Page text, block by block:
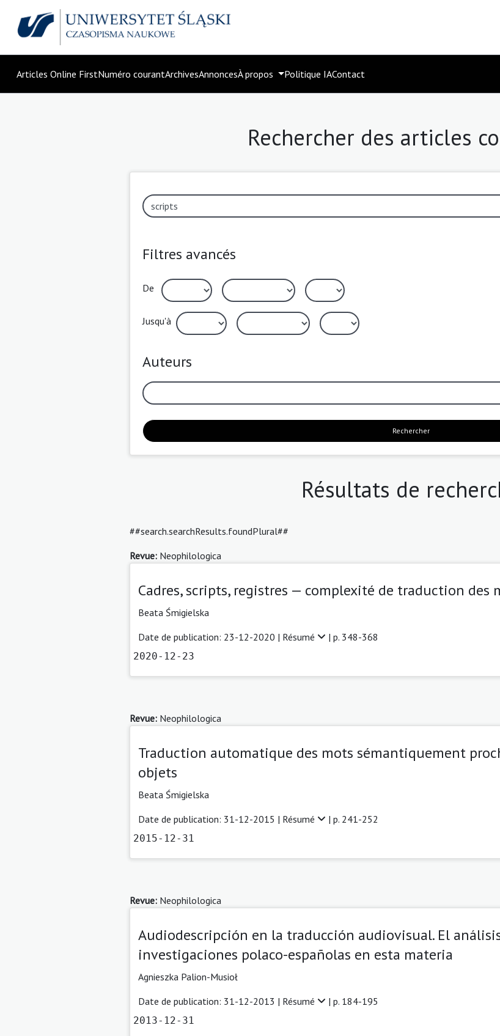
Articles Online FirstNuméro courantArchivesAnnoncesÀ propos Politique IAContact
Rechercher des articles
Filtres avancés
De
Jusqu'à
Auteurs
Rechercher
Résultats de
##search.searchResults.foundPlural##
Revue: Neophilologica
Cadres, scripts, registres — complexité de traduction des
Beata Śmigielska
Date de publication: 23-12-2020 | Résumé | p. 348-368
2020-12-23
Revue: Neophilologica
Traduction automatique des mots sémantiquement
objets
Beata Śmigielska
Date de publication: 31-12-2015 | Résumé | p. 241-252
2015-12-31
Revue: Neophilologica
Audiodescripción en la traducción audiovisual. El
investigaciones polaco-españolas en esta materia
Agnieszka Palion-Musioł
Date de publication: 31-12-2013 | Résumé | p. 184-195
2013-12-31